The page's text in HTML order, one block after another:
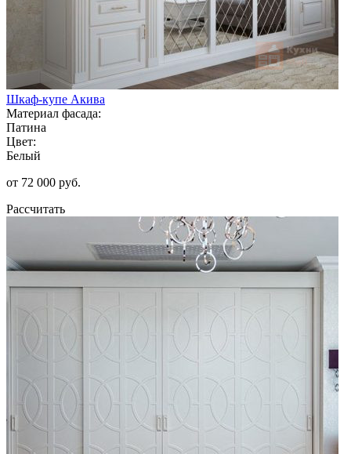
Шкаф-купе Акива
Материал фасада:
Патина
Цвет:
Белый
от 72 000 руб.
Рассчитать